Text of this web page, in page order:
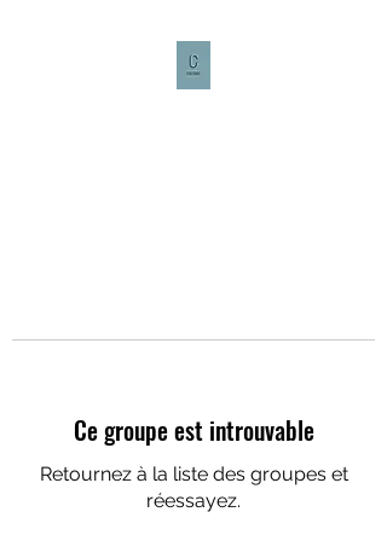
Ce groupe est introuvable
Retournez à la liste des groupes et
réessayez.